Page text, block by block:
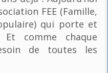
FEE (Famille,
qui porte et
Et comme chaque
de toutes les